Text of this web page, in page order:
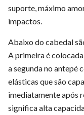
suporte, máximo
impactos.
Abaixo do cabedal
A primeira é
a segunda no antepé
elásticas que são
imediatamente após
significa alta